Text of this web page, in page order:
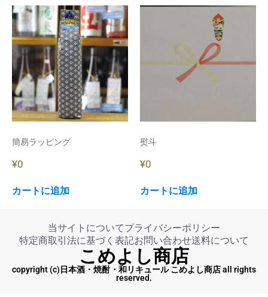
簡易ラッピング
¥0
カートに追加
熨斗
¥0
カートに追加
当サイトについてプライバシーポリシー
特定商取引法に基づく表記お問い合わせ送料について
こめよし商店
copyright (c)日本酒・焼酎・和リキュール こめよし商店 all rights
reserved.